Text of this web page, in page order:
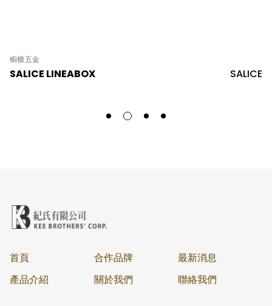
櫥櫃五金
SALICE LINEABOX SALICE
首頁
產品介紹
合作品牌
關於我們
最新消息
聯絡我們